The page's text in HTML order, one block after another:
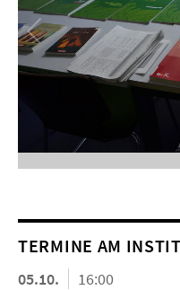
TERMINE AM
05.10.
16:00